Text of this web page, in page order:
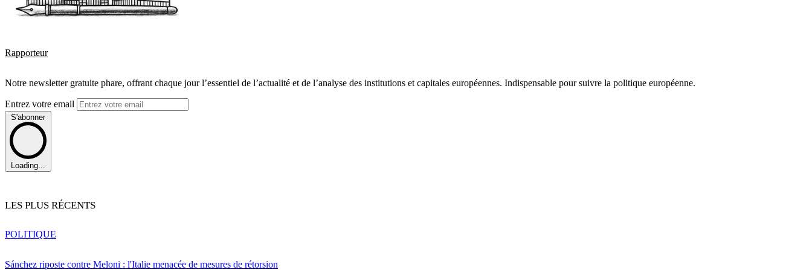
Rapporteur
Notre newsletter gratuite phare, offrant chaque jour l’essentiel de l’actualité et de l’analyse des institutions et capitales européennes. Indispensable pour suivre la politique européenne.
Entrez votre email
S'abonner
Loading...
LES PLUS RÉCENTS
Sánchez riposte contre Meloni : l'Italie menacée de mesures de rétorsion
POLITIQUE